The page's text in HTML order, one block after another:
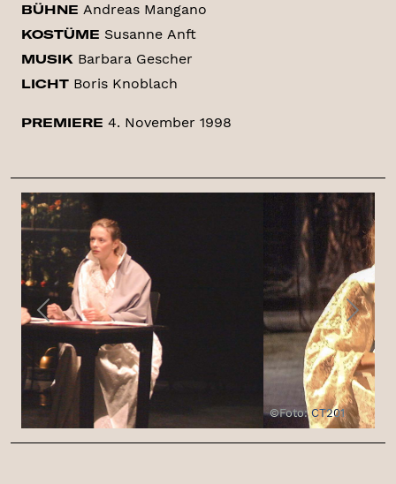
BÜHNE Andreas Mangano
KOSTÜME Susanne Anft
MUSIK Barbara Gescher
LICHT Boris Knoblach
PREMIERE 4. November 1998
©Foto: CT201
Previous Next